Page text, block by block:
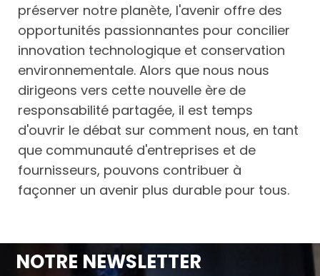
préserver notre planète, l'avenir offre des
opportunités passionnantes pour concilier
innovation technologique et conservation
environnementale. Alors que nous nous
dirigeons vers cette nouvelle ère de
responsabilité partagée, il est temps
d'ouvrir le débat sur comment nous, en tant
que communauté d'entreprises et de
fournisseurs, pouvons contribuer à
façonner un avenir plus durable pour tous.
NOTRE NEWSLETTER